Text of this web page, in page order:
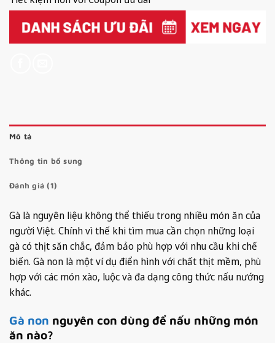
Mô tả
Thông tin bổ sung
Đánh giá (1)
Gà là nguyên liệu không thể thiếu trong nhiều món ăn của
người Việt. Chính vì thế khi tìm mua cần chọn những loại
gà có thịt săn chắc, đảm bảo phù hợp với nhu cầu khi chế
biến. Gà non là một ví dụ điển hình với chất thịt mềm, phù
hợp với các món xào, luộc và đa dạng công thức nấu nướng
khác.
Gà non nguyên con dùng để nấu những món
ăn nào?